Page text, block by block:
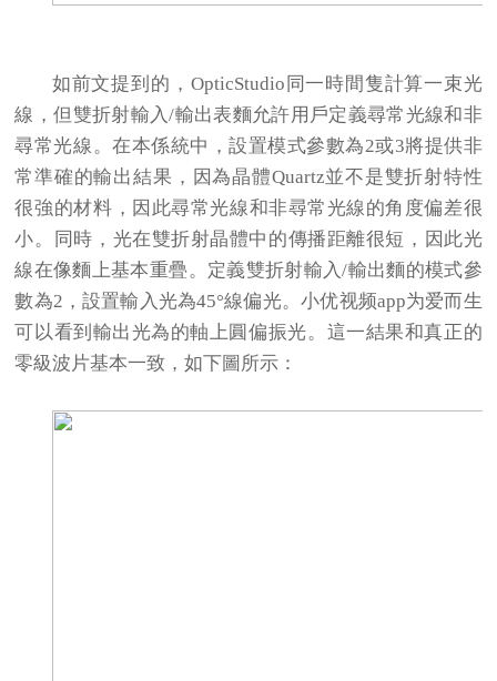
如前文提到的，OpticStudio同一時間隻計算一束光
線，但雙折射輸入/輸出表麵允許用戶定義尋常光線和非
尋常光線。在本係統中，設置模式參數為2或3將提供非
常準確的輸出結果，因為晶體Quartz並不是雙折射特性
很強的材料，因此尋常光線和非尋常光線的角度偏差很
小。同時，光在雙折射晶體中的傳播距離很短，因此光
線在像麵上基本重疊。定義雙折射輸入/輸出麵的模式參
數為2，設置輸入光為45°線偏光。小优视频app为爱而生
可以看到輸出光為的軸上圓偏振光。這一結果和真正的
零級波片基本一致，如下圖所示：